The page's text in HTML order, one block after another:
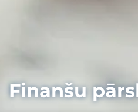
Finanšu